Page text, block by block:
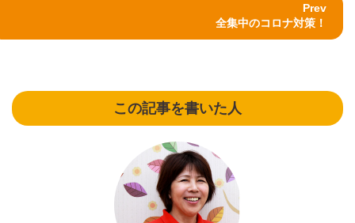
Prev
全集中のコロナ対策！
この記事を書いた人